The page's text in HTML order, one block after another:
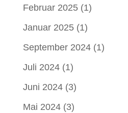
Februar 2025(1)
Januar 2025(1)
September 2024(1)
Juli 2024(1)
Juni 2024(3)
Mai 2024(3)